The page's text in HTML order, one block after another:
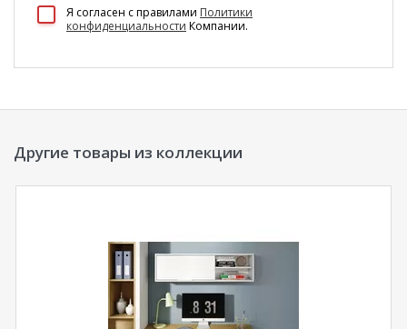
Я согласен c правилами Политики
конфиденциальности Компании.
Другие товары из коллекции